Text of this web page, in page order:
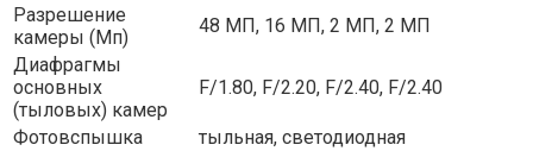
Разрешение
камеры (Мп)
48 МП, 16 МП, 2 МП, 2 МП
Диафрагмы
основных
(тыловых) камер
F/1.80, F/2.20, F/2.40, F/2.40
Фотовспышка
тыльная, светодиодная